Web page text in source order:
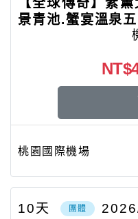
【全球傳奇】紫
景青池.蟹宴溫泉五
桃園國際機場
團體
10天